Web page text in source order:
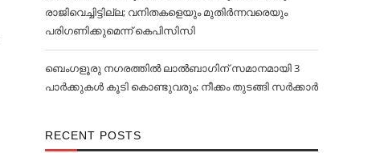
രാജിവെച്ചിട്ടില്ല; വനിതകളെയും മുതിര്‍ന്നവരെയും
പരിഗണിക്കുമെന്ന് കെപിസിസി
ബെംഗളൂരു നഗരത്തില്‍ ലാല്‍ബാഗിന് സമാനമായി 3
പാര്‍ക്കുകള്‍ കൂടി കൊണ്ടുവരും; നീക്കം തുടങ്ങി സര്‍ക്കാര്‍
RECENT POSTS